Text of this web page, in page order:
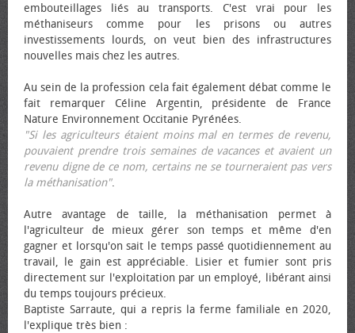
embouteillages liés au transports. C'est vrai pour les
méthaniseurs comme pour les prisons ou autres
investissements lourds, on veut bien des infrastructures
nouvelles mais chez les autres.
Au sein de la profession cela fait également débat comme le
fait remarquer Céline Argentin, présidente de France
Nature Environnement Occitanie Pyrénées.
"Si les agriculteurs étaient moins mal en termes de revenu,
pouvaient prendre trois semaines de vacances et avaient un
revenu digne de ce nom, certains ne se tourneraient pas vers
la méthanisation".
Autre avantage de taille, la méthanisation permet à
l'agriculteur de mieux gérer son temps et même d'en
gagner et lorsqu'on sait le temps passé quotidiennement au
travail, le gain est appréciable. Lisier et fumier sont pris
directement sur l'exploitation par un employé, libérant ainsi
du temps toujours précieux.
Baptiste Sarraute, qui a repris la ferme familiale en 2020,
l'explique très bien :